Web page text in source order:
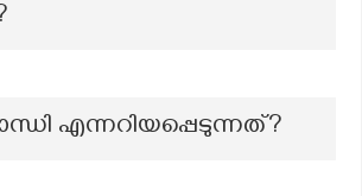
എന്നറിയപ്പെടുന്നത്?